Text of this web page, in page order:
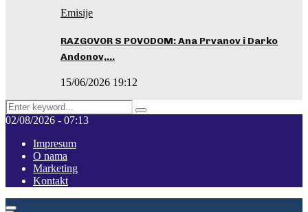
Emisije
RAZGOVOR S POVODOM: Ana Prvanov i Darko
Andonov,…
15/06/2026 19:12
Search
for:
Pretraga
02/08/2026 - 07:13
Impresum
O nama
Marketing
Kontakt
Facebook
Instagram
Youtube